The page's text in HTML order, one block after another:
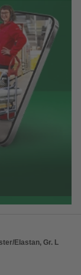
Elastan, Gr. L